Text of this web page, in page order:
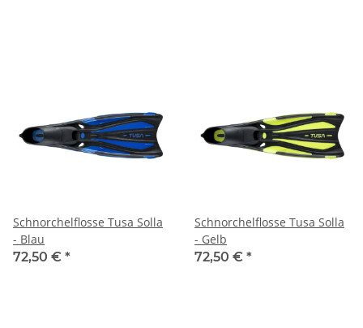
Schnorchelflosse Tusa Solla
- Blau
72,50 € *
Schnorchelflosse Tusa Solla
- Gelb
72,50 € *